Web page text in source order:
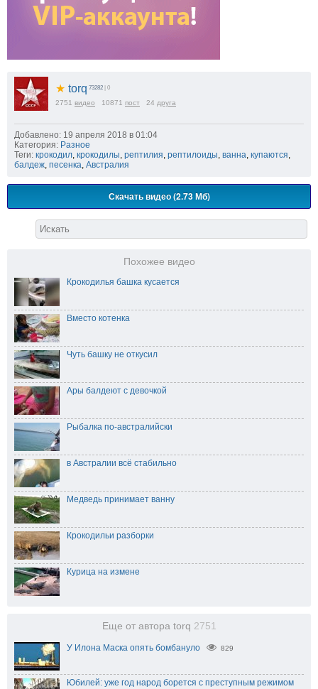
★ torq 73282 | 0
2751 видео 10871 пост 24 друга
Добавлено: 19 апреля 2018 в 01:04
Категория: Разное
Теги: крокодил, крокодилы, рептилия, рептилоиды, ванна, купаются,
балдеж, песенка, Австралия
Скачать видео (2.73 Мб)
Похожее видео
Крокодилья башка кусается
Вместо котенка
Чуть башку не откусил
Ары балдеют с девочкой
Рыбалка по-австралийски
в Австралии всё стабильно
Медведь принимает ванну
Крокодильи разборки
Курица на измене
Еще от автора torq 2751
У Илона Маска опять бомбануло 829
Юбилей: уже год народ борется с преступным режимом